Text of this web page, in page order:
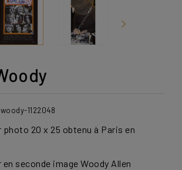
1122048
20 x 25 obtenu à Paris en
seconde image Woody Allen